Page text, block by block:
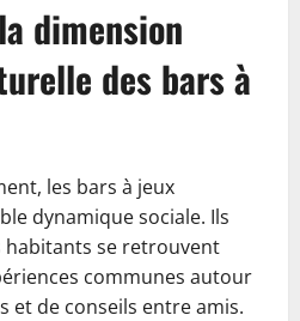
dimension
des bars à
les bars à jeux
dynamique sociale. Ils
habitants se retrouvent
communes autour
et de conseils entre amis.